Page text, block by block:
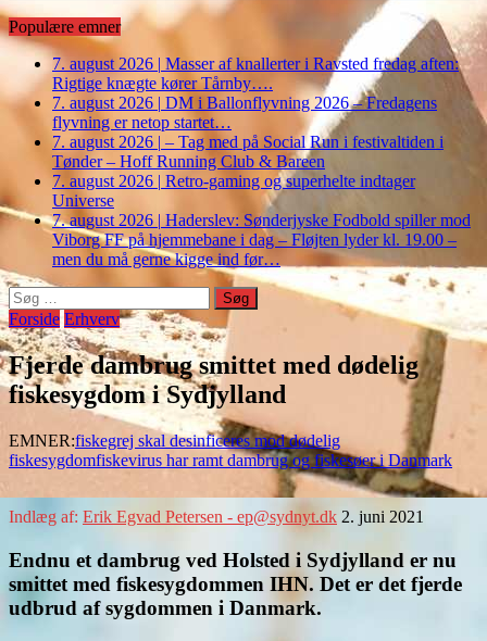
Populære emner
7. august 2026 | Masser af knallerter i Ravsted fredag aften:
Rigtige knægte kører Tårnby….
7. august 2026 | DM i Ballonflyvning 2026 – Fredagens
flyvning er netop startet…
7. august 2026 | – Tag med på Social Run i festivaltiden i
Tønder – Hoff Running Club & Bareen
7. august 2026 | Retro-gaming og superhelte indtager
Universe
7. august 2026 | Haderslev: Sønderjyske Fodbold spiller mod
Viborg FF på hjemmebane i dag – Fløjten lyder kl. 19.00 –
men du må gerne kigge ind før…
Søg
efter:
Forside Erhverv
Fjerde dambrug smittet med dødelig
fiskesygdom i Sydjylland
EMNER:fiskegrej skal desinficeres mod dødelig
fiskesygdomfiskevirus har ramt dambrug og fiskesøer i Danmark
Indlæg af: Erik Egvad Petersen - ep@sydnyt.dk 2. juni 2021
Endnu et dambrug ved Holsted i Sydjylland er nu
smittet med fiskesygdommen IHN. Det er det fjerde
udbrud af sygdommen i Danmark.